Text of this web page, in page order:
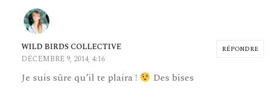
RÉPONDRE
WILD BIRDS COLLECTIVE
DÉCEMBRE 9, 2014, 4:16
Je suis sûre qu’il te plaira ! Des bises